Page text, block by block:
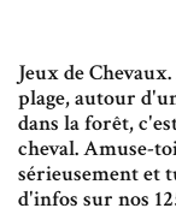
Jeux de
plage, autour
dans la forêt,
cheval. Amuse-
sérieusement et
d'infos sur nos